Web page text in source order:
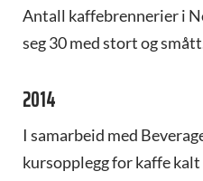
Antall kaffebrennerier i
seg 30 med stort og
2014
I samarbeid med
kursopplegg for kaffe